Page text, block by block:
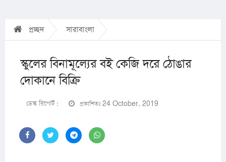
প্রচ্ছদ সারাবাংলা
স্কুলের বিনামূল্যের বই কেজি দরে ঠোঙার
দোকানে বিক্রি
ডেস্ক রিপোর্ট : প্রকাশিতঃ 24 October, 2019